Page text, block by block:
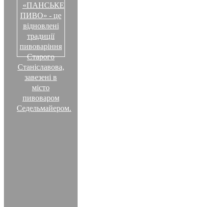
«ПАНСЬКЕ
ПИВО» - це
відновлені
традиції
пивоваріння
Старого
Станіславова,
завезені в
місто
пивоваром
Седельмайером.